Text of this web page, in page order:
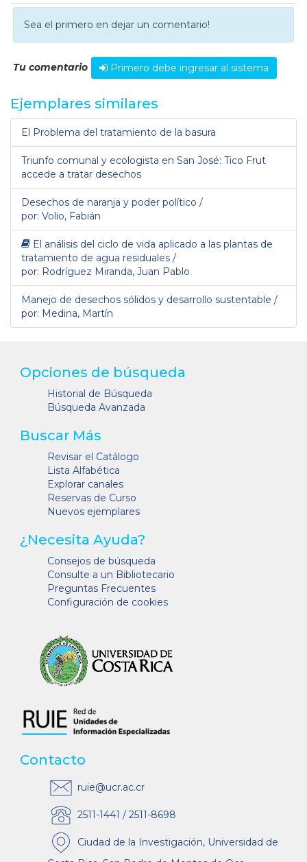
Sea el primero en dejar un comentario!
Tu comentario Primero debe ingresar al sistema
Ejemplares similares
El Problema del tratamiento de la basura
Triunfo comunal y ecologista en San José: Tico Frut
accede a tratar desechos
Desechos de naranja y poder político /
por: Volio, Fabián
El análisis del ciclo de vida aplicado a las plantas de
tratamiento de agua residuales /
por: Rodríguez Miranda, Juan Pablo
Manejo de desechos sólidos y desarrollo sustentable /
por: Medina, Martín
Opciones de búsqueda
Historial de Búsqueda
Búsqueda Avanzada
Buscar Más
Revisar el Catálogo
Lista Alfabética
Explorar canales
Reservas de Curso
Nuevos ejemplares
¿Necesita Ayuda?
Consejos de búsqueda
Consulte a un Bibliotecario
Preguntas Frecuentes
Configuración de cookies
Contacto
ruie@ucr.ac.cr
2511-1441 / 2511-8698
Ciudad de la Investigación, Universidad de